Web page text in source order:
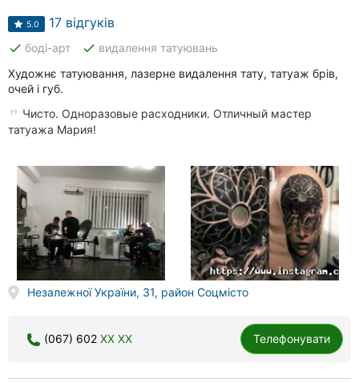
5.0 17 відгуків
done боді-арт done видалення татуювань
Художнє татуювання, лазерне видалення тату, татуаж брів,
очей і губ.
Чисто. Одноразовые расходники. Отличный мастер
татуажа Мария!
Незалежної України, 31, район Соцмісто
(067) 602 XX XX Телефонувати